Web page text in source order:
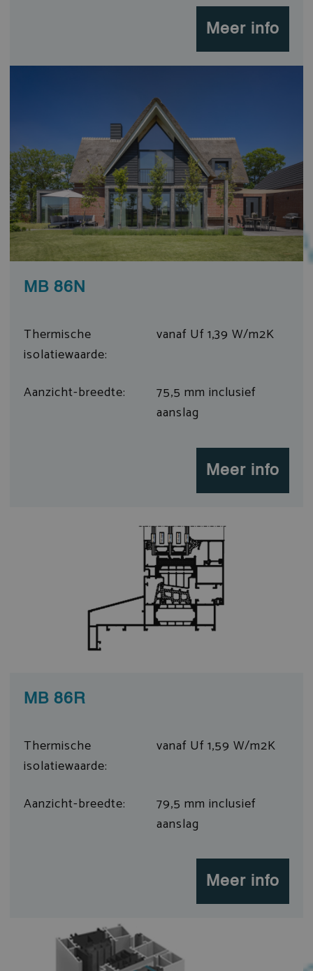
Meer info
MB 86N
Thermische
isolatiewaarde:
vanaf Uf 1,39 W/m2K
Aanzicht-breedte:
75,5 mm inclusief
aanslag
Meer info
MB 86R
Thermische
isolatiewaarde:
vanaf Uf 1,59 W/m2K
Aanzicht-breedte:
79,5 mm inclusief
aanslag
Meer info